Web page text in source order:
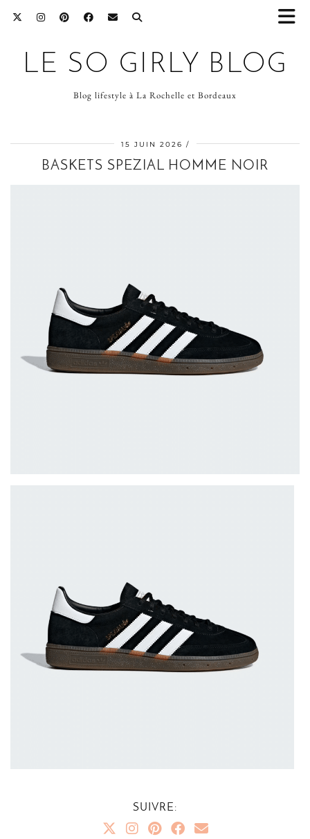
LE SO GIRLY BLOG
Blog lifestyle à La Rochelle et Bordeaux
15 JUIN 2026
BASKETS SPEZIAL HOMME NOIR
SUIVRE: